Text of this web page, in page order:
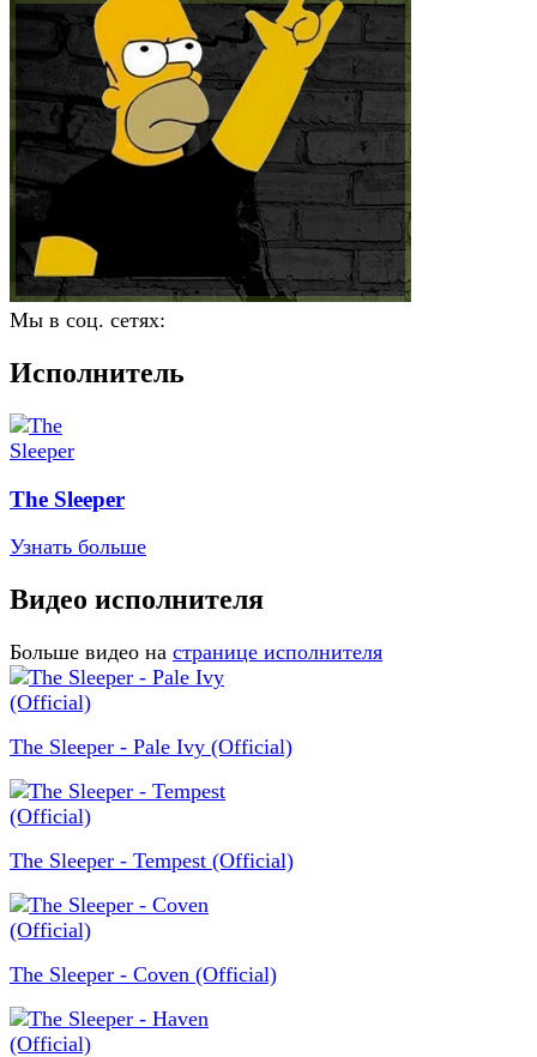
Мы в соц. сетях:
Исполнитель
The Sleeper
Узнать больше
Видео исполнителя
Больше видео на странице исполнителя
The Sleeper - Pale Ivy (Official)
The Sleeper - Tempest (Official)
The Sleeper - Coven (Official)